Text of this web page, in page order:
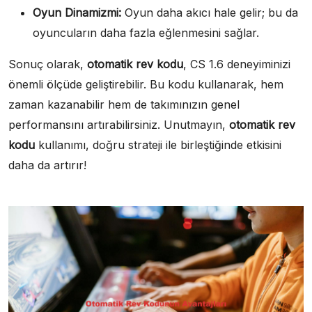
Oyun Dinamizmi: Oyun daha akıcı hale gelir; bu da
oyuncuların daha fazla eğlenmesini sağlar.
Sonuç olarak, otomatik rev kodu, CS 1.6 deneyiminizi
önemli ölçüde geliştirebilir. Bu kodu kullanarak, hem
zaman kazanabilir hem de takımınızın genel
performansını artırabilirsiniz. Unutmayın, otomatik rev
kodu kullanımı, doğru strateji ile birleştiğinde etkisini
daha da artırır!